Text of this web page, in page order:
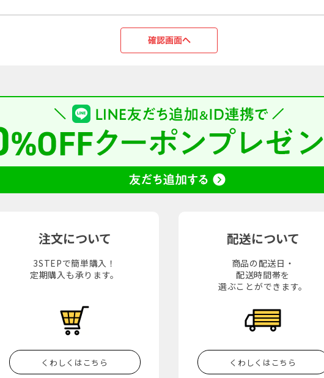
注文について
3STEPで簡単購入！
定期購入も承ります。
くわしくはこちら
配送について
商品の配送日・
配送時間帯を
選ぶことができます。
くわしくはこちら